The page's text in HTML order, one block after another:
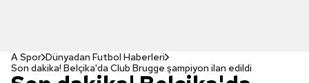
A Spor Dünyadan Futbol Haberleri
Son dakika! Belçika'da Club Brugge şampiyon ilan edildi